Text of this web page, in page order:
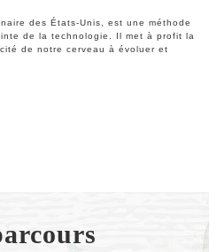
des États-Unis, est une méthode
de la technologie. Il met à profit la
de notre cerveau à évoluer et